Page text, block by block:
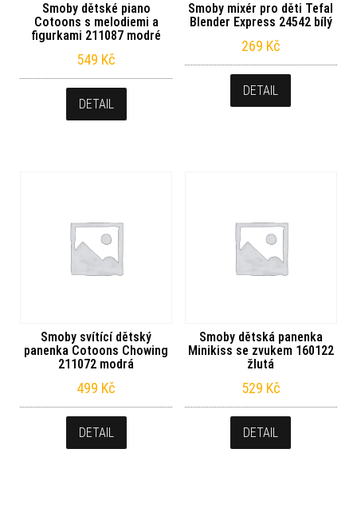
Smoby dětské piano
Cotoons s melodiemi a
figurkami 211087 modré
549 Kč
DETAIL
Smoby mixér pro děti Tefal
Blender Express 24542 bílý
269 Kč
DETAIL
Smoby svítící dětský
panenka Cotoons Chowing
211072 modrá
499 Kč
DETAIL
Smoby dětská panenka
Minikiss se zvukem 160122
žlutá
529 Kč
DETAIL